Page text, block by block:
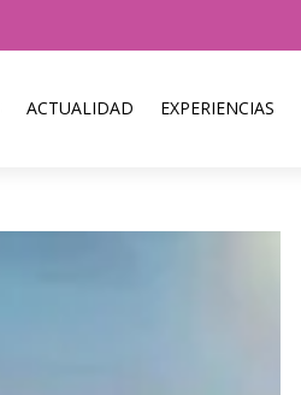
ACTUALIDAD EXPERIENCIAS